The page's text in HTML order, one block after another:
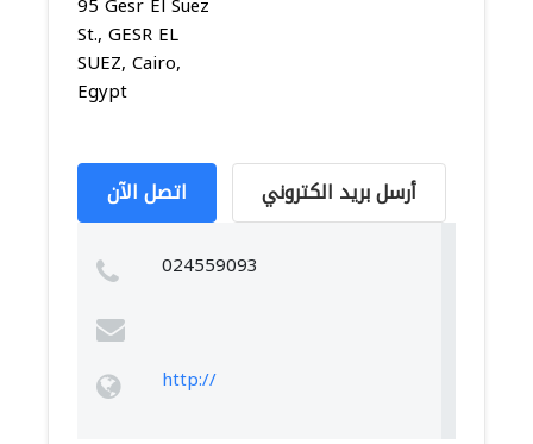
St., GESR EL
SUEZ, Cairo,
Egypt
اتصل الآن أرسل بريد الكتروني
024559093
http://